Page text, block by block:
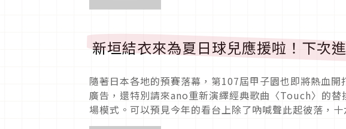
新垣結衣來為夏日球兒應援啦！下次
隨著日本各地的預賽落幕，第107屆甲子園也即將熱血
廣告，還特別請來ano重新演繹經典歌曲〈Touch〉的
場模式。可以預見今年的看台上除了吶喊聲此起彼落，